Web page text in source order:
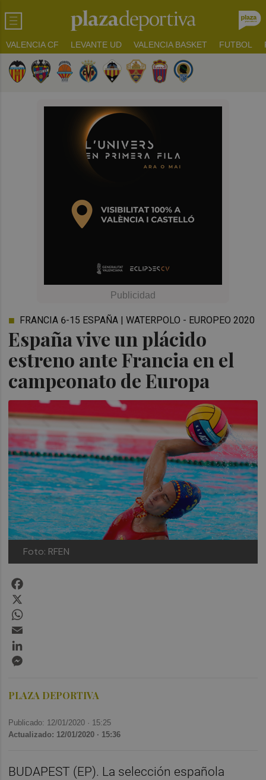
VALENCIA CF LEVANTE UD VALENCIA BASKET FUTBOL
España vive un plácido
estreno ante Francia en el
campeonato de Europa
FRANCIA 6-15 ESPAÑA | WATERPOLO - EUROPEO 2020
Foto: RFEN
PLAZA DEPORTIVA
Publicado: 12/01/2020 · 15:25
Actualizado: 12/01/2020 · 15:36
BUDAPEST (EP). La selección española